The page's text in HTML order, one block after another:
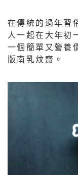
在傳統的過年習
人一起在大年初
一個簡單又營養
版南乳炆齋。